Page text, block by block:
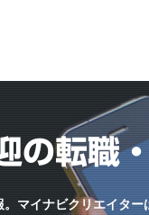
の転職
マイナビクリエイタ
ィレクター
ログラマー
ト運営
リエイター
経験歓迎
歓迎
5名以上
休二日制
複数ワードは間にスペー
む